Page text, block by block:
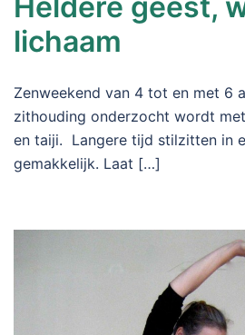
lichaam
Zenweekend van 4 tot en met 6
zithouding onderzocht wordt
en taiji. Langere tijd stilzitten in
gemakkelijk. Laat […]